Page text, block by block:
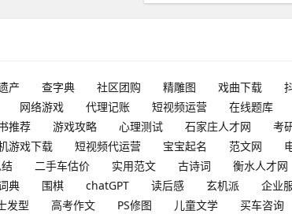
产 查字典 社区团购 精雕图 戏曲下载
网络游戏 代理记账 短视频运营 在线题库
推荐 游戏攻略 心理测试 石家庄人才网
考
游戏下载 短视频代运营 宝宝起名 范文网
二手车估价 实用范文 古诗词 衡水人才网
典 围棋 chatGPT 读后感 玄机派 企业
发型 高考作文 PS修图 儿童文学 买车咨询